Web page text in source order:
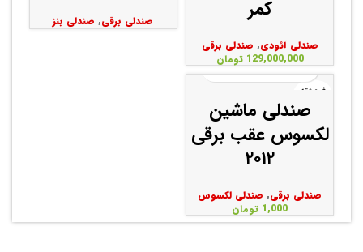
کمر
صندلی آئودی, صندلی برقی
129,000,000 تومان
صندلی برقی, صندلی بنز
فروخته
صندلی ماشین
لکسوس عقب برقی
۲۰۱۲
صندلی برقی, صندلی لکسوس
1,000 تومان